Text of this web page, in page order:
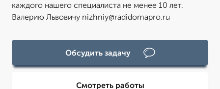
каждого нашего специалиста не менее 10 лет.
Валерию Львовичу nizhniy@radidomapro.ru
Обсудить задачу
Смотреть работы